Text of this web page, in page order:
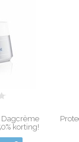
korting!